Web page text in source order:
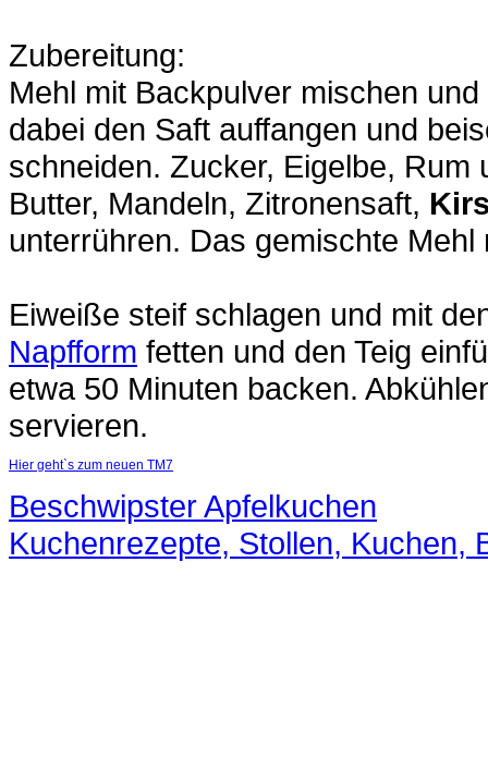
Zubereitung:
Mehl mit Backpulver mischen
dabei den Saft auffangen und
schneiden. Zucker, Eigelbe,
Butter, Mandeln, Zitronensaft,
unterrühren. Das gemischte
Eiweiße steif schlagen und mit
Napfform fetten und den Teig
etwa 50 Minuten backen.
servieren.
Hier geht`s zum neuen TM7
Beschwipster Apfelkuchen
Kuchenrezepte, Stollen, Kuchen,